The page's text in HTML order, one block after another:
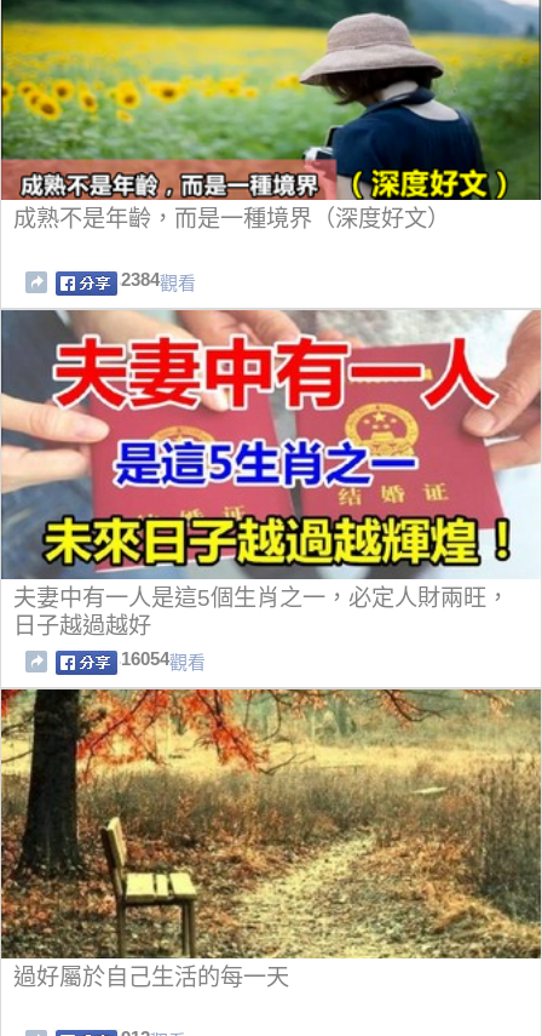
成熟不是年齡，而是一種境界（深度好文）
2384觀看
夫妻中有一人是這5個生肖之一，必定人財兩旺，
日子越過越好
16054觀看
過好屬於自己生活的每一天